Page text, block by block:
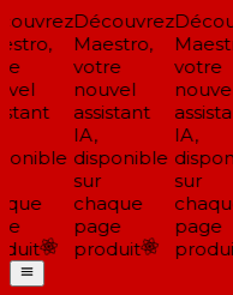
Découvrez
Maestro,
votre
nouvel
assistant
IA,
disponible
sur
chaque
page
produit
votre
nouvel
IA,
sur
page
produit